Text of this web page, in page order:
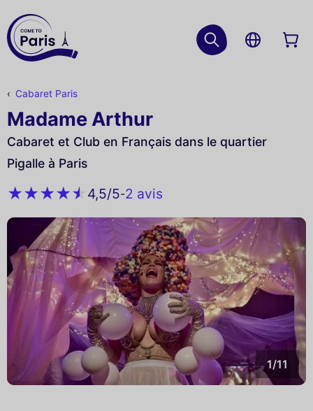
Cabaret Paris
Madame Arthur
Cabaret et Club en Français dans le quartier
Pigalle à Paris
4,5/5-2 avis
1/11